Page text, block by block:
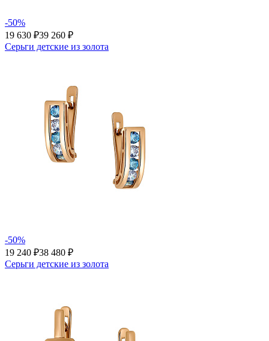
-50%
19 630 ₽39 260 ₽
Серьги детские из золота
-50%
19 240 ₽38 480 ₽
Серьги детские из золота